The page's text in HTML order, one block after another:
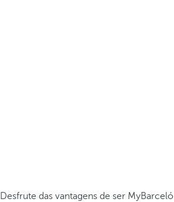
Desfrute das vantagens de ser MyBarceló